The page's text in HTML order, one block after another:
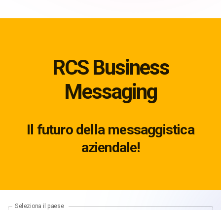
RCS Business
Messaging
Il futuro della messaggistica
aziendale!
Seleziona il paese